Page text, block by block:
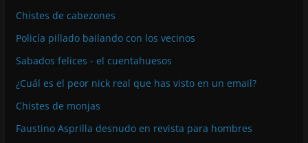
Chistes de cabezones
Policía pillado bailando con los vecinos
Sabados felices - el cuentahuesos
¿Cuál es el peor nick real que has visto en un email?
Chistes de monjas
Faustino Asprilla desnudo en revista para hombres